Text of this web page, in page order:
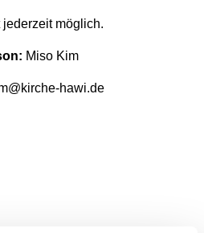
möglich.
Miso Kim
hawi.de